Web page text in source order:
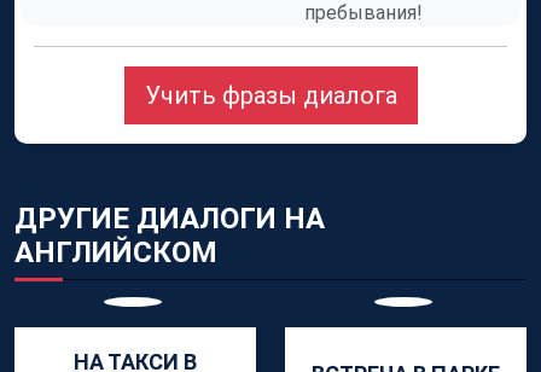
пребывания!
Учить фразы диалога
ДРУГИЕ ДИАЛОГИ НА
АНГЛИЙСКОМ
НА ТАКСИ В